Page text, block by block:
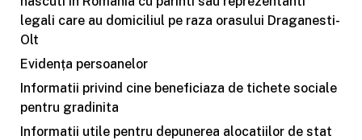
legali care au domiciliul pe raza orasului Draganesti-
Olt
Evidența persoanelor
Informatii privind cine beneficiaza de tichete sociale
pentru gradinita
Informatii utile pentru depunerea alocatiilor de stat